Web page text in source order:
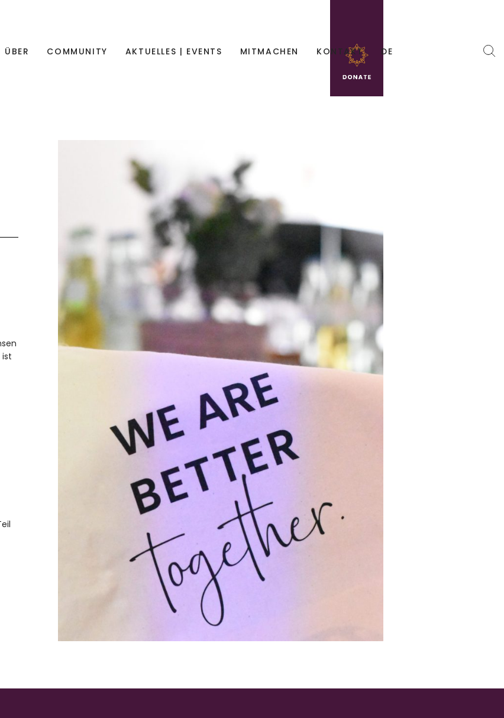
ÜBER COMMUNITY AKTUELLES | EVENTS MITMACHEN KONTAKT DE